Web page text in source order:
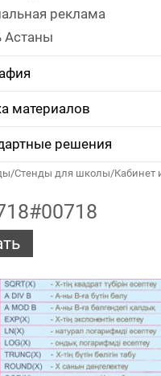
реклама
Астаны
материалов
решения
/Стенды для школы/Кабинет